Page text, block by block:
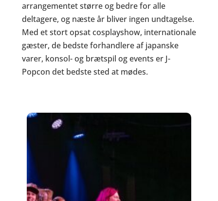
arrangementet større og bedre for alle
deltagere, og næste år bliver ingen undtagelse.
Med et stort opsat cosplayshow, internationale
gæster, de bedste forhandlere af japanske
varer, konsol- og brætspil og events er J-
Popcon det bedste sted at mødes.